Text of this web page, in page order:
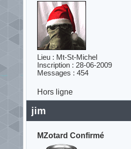
Lieu : Mt-St-Michel
Inscription : 28-06-2009
Messages : 454
Hors ligne
jim
MZotard Confirmé